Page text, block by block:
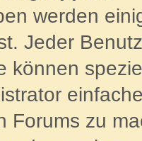
werden
Jeder
können
Forums zu